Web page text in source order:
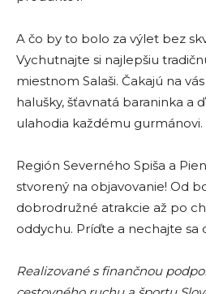
A čo by to bolo za výlet bez
Vychutnajte si najlepšiu
miestnom Salaši. Čakajú na
halušky, šťavnatá baraninka a
ulahodia každému gurmánovi.
Región Severného Spiša a
stvorený na objavovanie! Od
dobrodružné atrakcie až po
oddychu. Príďte a nechajte sa
Realizované s finančnou